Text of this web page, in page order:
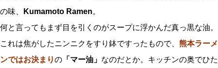
の味、
Kumamoto Ramen。
何と言ってもまず目を引くのがスープに浮かんだ真っ黒な油。
これは焦がしたニンニクをすり鉢ですったもので、 熊本ラーメ
ンではお決まりの 「マー油」 なのだとか。キッチンの奥でひた